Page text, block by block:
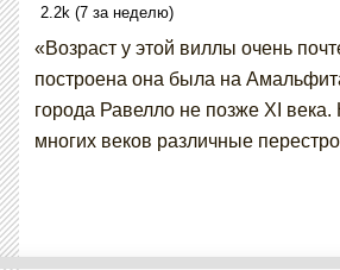
2.2k (7 за неделю)
«Возраст у этой виллы очень
построена она была на
города Равелло не позже XI
многих веков различные